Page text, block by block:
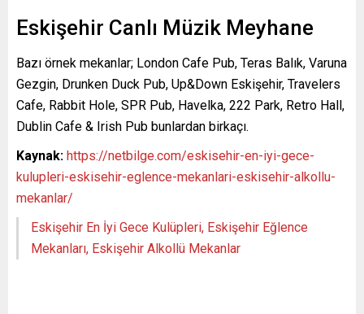
Eskişehir Canlı Müzik Meyhane
Bazı örnek mekanlar; London Cafe Pub, Teras Balık, Varuna
Gezgin, Drunken Duck Pub, Up&Down Eskişehir, Travelers
Cafe, Rabbit Hole, SPR Pub, Havelka, 222 Park, Retro Hall,
Dublin Cafe & Irish Pub bunlardan birkaçı.
Kaynak: https://netbilge.com/eskisehir-en-iyi-gece-
kulupleri-eskisehir-eglence-mekanlari-eskisehir-alkollu-
mekanlar/
Eskişehir En İyi Gece Kulüpleri, Eskişehir Eğlence
Mekanları, Eskişehir Alkollü Mekanlar